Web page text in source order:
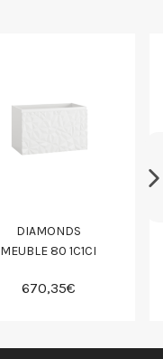
DIAMONDS
MEUBLE 80 1C1CI
670,35€